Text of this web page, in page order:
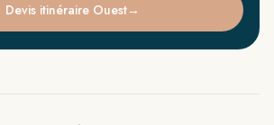
Devis itinéraire Ouest